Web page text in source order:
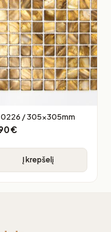
0226 / 305x305mm
€
Į krepšelį